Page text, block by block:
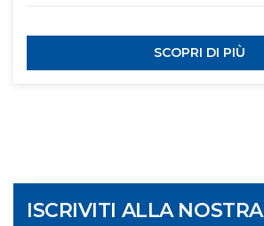
SCOPRI DI PIÙ
ISCRIVITI ALLA NOSTRA